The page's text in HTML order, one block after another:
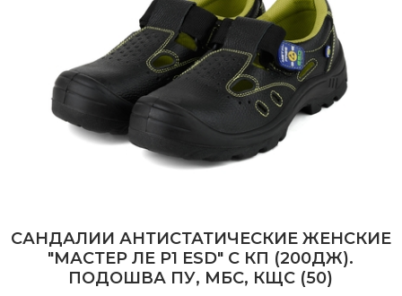
САНДАЛИИ АНТИСТАТИЧЕСКИЕ ЖЕНСКИЕ
"МАСТЕР ЛE P1 ESD" С КП (200ДЖ).
ПОДОШВА ПУ, МБС, КЩС (50)